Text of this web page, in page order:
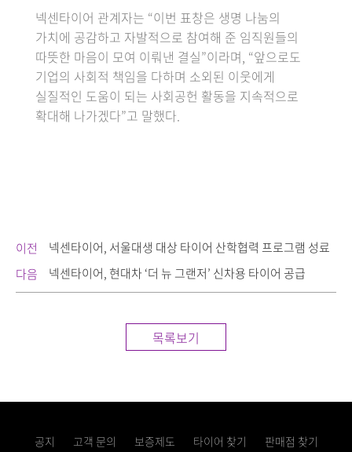
넥센타이어 관계자는 “이번 표창은 생명 나눔의
가치에 공감하고 자발적으로 참여해 준 임직원들의
따뜻한 마음이 모여 이뤄낸 결실”이라며, “앞으로도
기업의 사회적 책임을 다하며 소외된 이웃에게
실질적인 도움이 되는 사회공헌 활동을 지속적으로
확대해 나가겠다”고 말했다.
이전
넥센타이어, 서울대생 대상 타이어 산학협력 프로그램 성료
다음
넥센타이어, 현대차 ‘더 뉴 그랜저’ 신차용 타이어 공급
목록보기
공지 고객 문의 보증제도 타이어 찾기 판매점 찾기